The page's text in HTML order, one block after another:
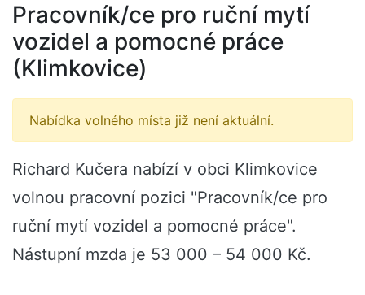
Pracovník/ce pro ruční mytí
vozidel a pomocné práce
(Klimkovice)
Nabídka volného místa již není aktuální.
Richard Kučera nabízí v obci Klimkovice
volnou pracovní pozici "Pracovník/ce pro
ruční mytí vozidel a pomocné práce".
Nástupní mzda je 53 000 – 54 000 Kč.